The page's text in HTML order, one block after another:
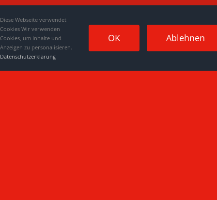
Diese Webseite verwendet
Cookies Wir verwenden
Cookies, um Inhalte und
Anzeigen zu personalisieren.
Datenschutzerklärung
OK Ablehnen